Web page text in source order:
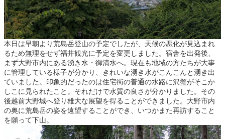
本日は早朝より荒島岳登山の予定でしたが、天候の悪化が見込まれ
るため無理をせず福井観光に予定を変更しました。宿舎を出発後、
まず大野市内にある湧き水・御清水へ。現在も地域の方たちが大事
に管理している様子が分かり、きれいな湧き水がこんこんと湧き出
ていました。印象的だったのは住宅街の普通の水路に沢蟹がそこか
しこに見られたこと。それだけで水質の良さが分かりました。その
後越前大野城へ登り雄大な展望を得ることができました。大野市内
の奥に荒島岳の姿を遠望することができ、いつかまた再訪すること
を願って下山。